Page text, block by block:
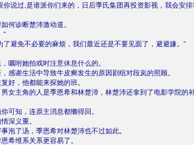
你说过,是谁派你们来的，日后季氏集团再投资影视，我会安
何诊断楚沛激动道。
”
了避免不必要的麻烦，我们最近还是不要见面了，避避嫌。”
嘱咐她拍戏时注意休息什么的。
感谢生活中导致牛皮癣发生的原因剧组对段岚的照顾。
好，他都能来探她的班。
女主角的人是季恩希和林楚沛，林楚沛还拿到了电影学院的
可知，连原主消息都懒得回。
深义重。
泡了汤，季恩希对林楚沛也不过如此。
希维系关系更容易了。